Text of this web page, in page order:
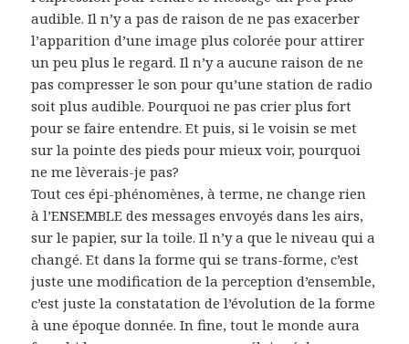
audible. Il n’y a pas de raison de ne pas exacerber
l’apparition d’une image plus colorée pour attirer
un peu plus le regard. Il n’y a aucune raison de ne
pas compresser le son pour qu’une station de radio
soit plus audible. Pourquoi ne pas crier plus fort
pour se faire entendre. Et puis, si le voisin se met
sur la pointe des pieds pour mieux voir, pourquoi
ne me lèverais-je pas?
Tout ces épi-phénomènes, à terme, ne change rien
à l’ENSEMBLE des messages envoyés dans les airs,
sur le papier, sur la toile. Il n’y a que le niveau qui a
changé. Et dans la forme qui se trans-forme, c’est
juste une modification de la perception d’ensemble,
c’est juste la constatation de l’évolution de la forme
à une époque donnée. In fine, tout le monde aura